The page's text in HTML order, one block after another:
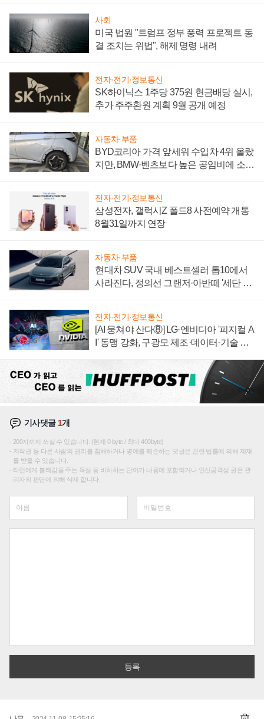
사회
미국 법원 "트럼프 정부 풍력 프로젝트 동
결 조치는 위법", 해제 명령 내려
전자·전기·정보통신
SK하이닉스 1주당 375원 현금배당 실시,
추가 주주환원 계획 9월 공개 예정
자동차·부품
BYD코리아 가격 앞세워 수입차 4위 올랐
지만, BMW·벤츠보다 높은 공임비에 소비
전자·전기·정보통신
삼성전자, 갤럭시Z 폴드8 사전예약 개통
8월31일까지 연장
자동차·부품
현대차 SUV 국내 베스트셀러 톱10에서
사라진다, 정의선 그랜저·아반떼 '세단 쌍
전자·전기·정보통신
[AI 뭉쳐야 산다⑧] LG·엔비디아 '피지컬 A
I' 동맹 강화, 구광모 제조·데이터·기술 결
기사댓글1개
200자까지 쓰실 수 있습니다. (현재 0 byte / 최대 400byte)
저작권 등 다른 사람의 권리를 침해하거나 명예를 훼손하는 댓글은 관련 법률에 의해 제재
를 받을 수 있습니다.
타인에게 불쾌감을 주는 욕설 등 비하하는 단어가 내용에 포함되거나 인신공격성 글은 관
리자의 판단에 의해 삭제 합니다.